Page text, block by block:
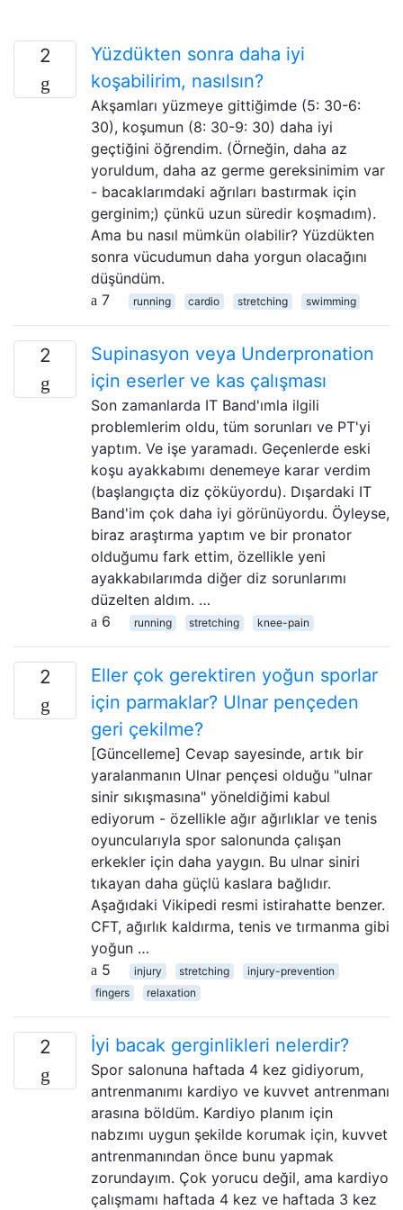
2
Yüzdükten sonra daha iyi
koşabilirim, nasılsın?
Akşamları yüzmeye gittiğimde (5: 30-6:
30), koşumun (8: 30-9: 30) daha iyi
geçtiğini öğrendim. (Örneğin, daha az
yoruldum, daha az germe gereksinimim var
- bacaklarımdaki ağrıları bastırmak için
gerginim;) çünkü uzun süredir koşmadım).
Ama bu nasıl mümkün olabilir? Yüzdükten
sonra vücudumun daha yorgun olacağını
düşündüm.
7
running cardio stretching swimming
2
Supinasyon veya Underpronation
için eserler ve kas çalışması
Son zamanlarda IT Band'ımla ilgili
problemlerim oldu, tüm sorunları ve PT'yi
yaptım. Ve işe yaramadı. Geçenlerde eski
koşu ayakkabımı denemeye karar verdim
(başlangıçta diz çöküyordu). Dışardaki IT
Band'im çok daha iyi görünüyordu. Öyleyse,
biraz araştırma yaptım ve bir pronator
olduğumu fark ettim, özellikle yeni
ayakkabılarımda diğer diz sorunlarımı
düzelten aldım. …
6
running stretching knee-pain
2
Eller çok gerektiren yoğun sporlar
için parmaklar? Ulnar pençeden
geri çekilme?
[Güncelleme] Cevap sayesinde, artık bir
yaralanmanın Ulnar pençesi olduğu "ulnar
sinir sıkışmasına" yöneldiğimi kabul
ediyorum - özellikle ağır ağırlıklar ve tenis
oyuncularıyla spor salonunda çalışan
erkekler için daha yaygın. Bu ulnar siniri
tıkayan daha güçlü kaslara bağlıdır.
Aşağıdaki Vikipedi resmi istirahatte benzer.
CFT, ağırlık kaldırma, tenis ve tırmanma gibi
yoğun …
5
injury stretching
injury-prevention
fingers
relaxation
2 İyi bacak gerginlikleri nelerdir?
Spor salonuna haftada 4 kez gidiyorum,
antrenmanımı kardiyo ve kuvvet antrenmanı
arasına böldüm. Kardiyo planım için
nabzımı uygun şekilde korumak için, kuvvet
antrenmanından önce bunu yapmak
zorundayım. Çok yorucu değil, ama kardiyo
çalışmamı haftada 4 kez ve haftada 3 kez